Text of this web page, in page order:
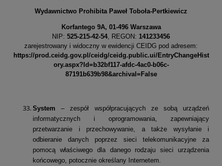
Wydawnictwo Prohibita Paweł Toboła-Pertkiewicz
Korfantego 9A, 01-496 Warszawa
NIP: 525-215-42-54 , REGON: 141233456
zarejestrowany i widoczny w ewidencji CEIDG pod adresem:
https://prod.ceidg.gov.pl/ceidg/ceidg.public.ui/EntryChangeHist
ory.aspx?Id=b32bf117-afdc-4ac0-b06c-
87191b639b98&archival=False
System – zespół współpracujących ze sobą urządzeń
informatycznych i oprogramowania, zapewniający
przetwarzanie i przechowywanie, a także wysyłanie i
odbieranie danych poprzez sieci telekomunikacyjne za
pomocą właściwego dla danego rodzaju sieci urządzenia
końcowego, potocznie określany Internetem.